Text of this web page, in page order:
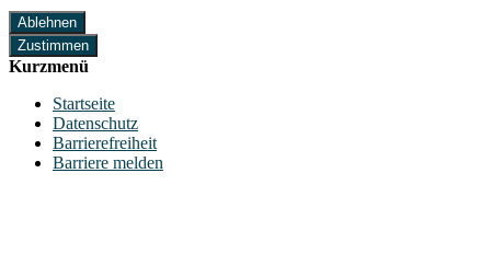
Ablehnen
Zustimmen
Kurzmenü
Startseite
Datenschutz
Barrierefreiheit
Barriere melden